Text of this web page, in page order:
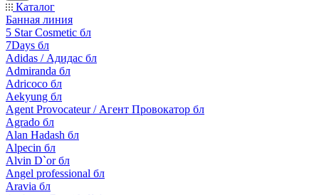
Каталог
Банная линия
5 Star Cosmetic бл
7Days бл
Adidas / Адидас бл
Admiranda бл
Adricoco бл
Aekyung бл
Agent Provocateur / Агент Провокатор бл
Agrado бл
Alan Hadash бл
Alpecin бл
Alvin D`or бл
Angel professional бл
Aravia бл